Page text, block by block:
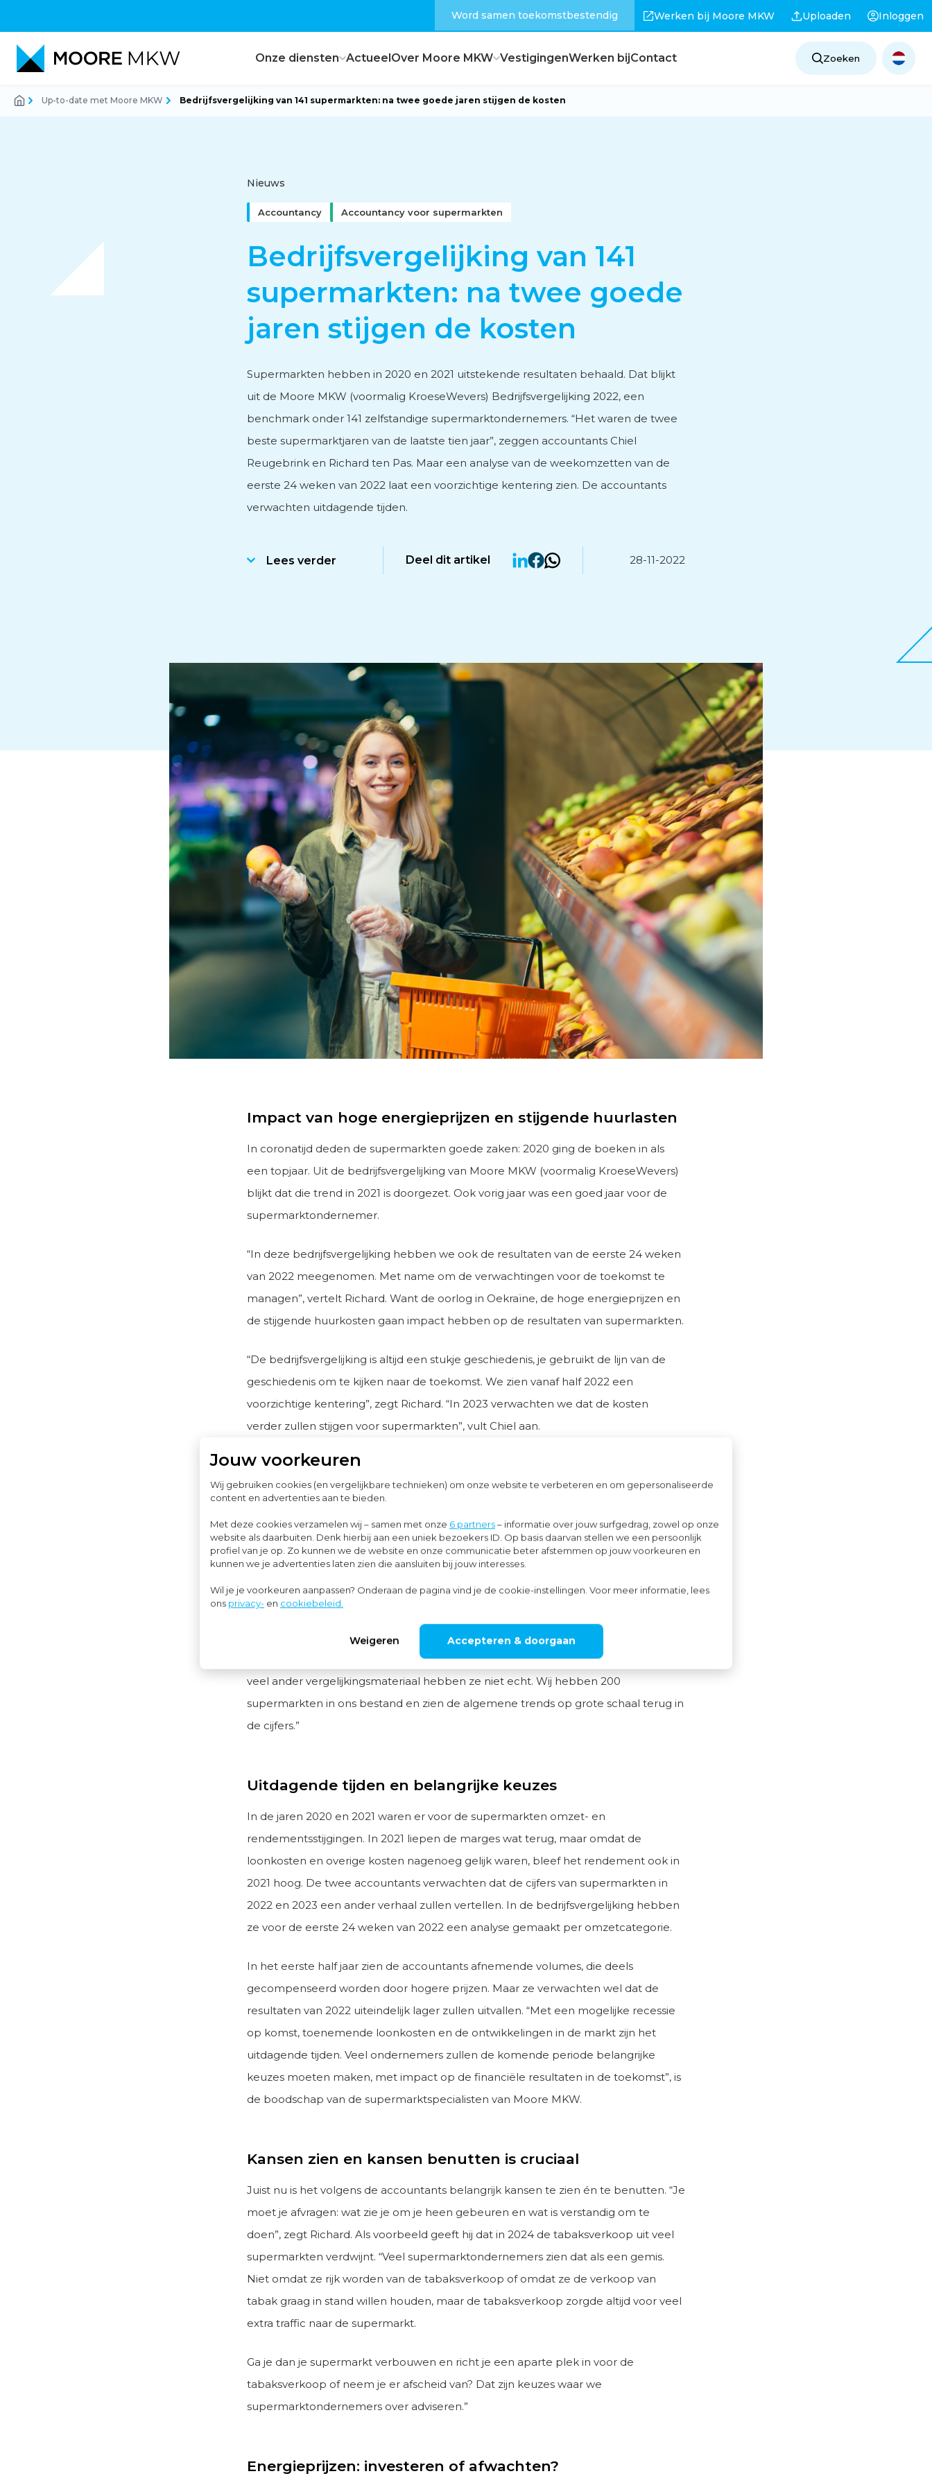
Jouw voorkeuren
Wij gebruiken cookies (en vergelijkbare technieken) om onze website te verbeteren en om gepersonaliseerde
content en advertenties aan te bieden.
Met deze cookies verzamelen wij – samen met onze 6 partners– informatie over jouw surfgedrag, zowel op onze
website als daarbuiten. Denk hierbij aan een uniek bezoekers ID. Op basis daarvan stellen we een persoonlijk
profiel van je op. Zo kunnen we de website en onze communicatie beter afstemmen op jouw voorkeuren en
kunnen we je advertenties laten zien die aansluiten bij jouw interesses.
Wil je je voorkeuren aanpassen? Onderaan de pagina vind je de cookie-instellingen. Voor meer informatie, lees
ons privacy- en cookiebeleid.
Weigeren Accepteren & doorgaan
Word samen toekomstbestendig Werken bij Moore MKW Uploaden Inloggen
Onze diensten
Corporate finance
Personeels- en salarisadvies
Subsidieadvies
Internationaal ondernemen
ActueelOver Moore MKW
Feiten en cijfers
VestigingenWerken bijContact Zoeken
Up-to-date met Moore MKW Bedrijfsvergelijking van 141 supermarkten: na twee goede jaren stijgen de kosten
Nieuws
Accountancy Accountancy voor supermarkten
Bedrijfsvergelijking van 141
supermarkten: na twee goede
jaren stijgen de kosten
Supermarkten hebben in 2020 en 2021 uitstekende resultaten behaald. Dat blijkt
uit de Moore MKW (voormalig KroeseWevers) Bedrijfsvergelijking 2022, een
benchmark onder 141 zelfstandige supermarktondernemers. “Het waren de twee
beste supermarktjaren van de laatste tien jaar”, zeggen accountants Chiel
Reugebrink en Richard ten Pas. Maar een analyse van de weekomzetten van de
eerste 24 weken van 2022 laat een voorzichtige kentering zien. De accountants
verwachten uitdagende tijden.
Lees verder Deel dit artikel 28-11-2022
Impact van hoge energieprijzen en stijgende huurlasten
In coronatijd deden de supermarkten goede zaken: 2020 ging de boeken in als
een topjaar. Uit de bedrijfsvergelijking van Moore MKW (voormalig KroeseWevers)
blijkt dat die trend in 2021 is doorgezet. Ook vorig jaar was een goed jaar voor de
supermarktondernemer.
“In deze bedrijfsvergelijking hebben we ook de resultaten van de eerste 24 weken
van 2022 meegenomen. Met name om de verwachtingen voor de toekomst te
managen”, vertelt Richard. Want de oorlog in Oekraïne, de hoge energieprijzen en
de stijgende huurkosten gaan impact hebben op de resultaten van supermarkten.
“De bedrijfsvergelijking is altijd een stukje geschiedenis, je gebruikt de lijn van de
geschiedenis om te kijken naar de toekomst. We zien vanaf half 2022 een
voorzichtige kentering”, zegt Richard. “In 2023 verwachten we dat de kosten
verder zullen stijgen voor supermarkten”, vult Chiel aan.
Omzet, marges en resultaten vergeleken
De bedrijfsvergelijking van Moore MKW vergelijkt de financiële resultaten van
van 2022 zijn de resultaten van 141 van de 200 aangesloten supermarkten
verwerkt. Individuele ondernemers kunnen in de bedrijfsvergelijking zien hoe ze
inzichten zijn waardevol en bieden aanknopingspunten voor verbeteringen.
Chiel: “Veel supermarktondernemers zijn vooral bezig met hun eigen winkel en ze
spreken zo nu en dan een andere ondernemer in de supermarktbranche, maar
veel ander vergelijkingsmateriaal hebben ze niet echt. Wij hebben 200
supermarkten in ons bestand en zien de algemene trends op grote schaal terug in
de cijfers.”
Uitdagende tijden en belangrijke keuzes
In de jaren 2020 en 2021 waren er voor de supermarkten omzet- en
rendementsstijgingen. In 2021 liepen de marges wat terug, maar omdat de
loonkosten en overige kosten nagenoeg gelijk waren, bleef het rendement ook in
2021 hoog. De twee accountants verwachten dat de cijfers van supermarkten in
2022 en 2023 een ander verhaal zullen vertellen. In de bedrijfsvergelijking hebben
ze voor de eerste 24 weken van 2022 een analyse gemaakt per omzetcategorie.
In het eerste half jaar zien de accountants afnemende volumes, die deels
gecompenseerd worden door hogere prijzen. Maar ze verwachten wel dat de
resultaten van 2022 uiteindelijk lager zullen uitvallen. “Met een mogelijke recessie
op komst, toenemende loonkosten en de ontwikkelingen in de markt zijn het
uitdagende tijden. Veel ondernemers zullen de komende periode belangrijke
keuzes moeten maken, met impact op de financiële resultaten in de toekomst”, is
de boodschap van de supermarktspecialisten van Moore MKW.
Kansen zien en kansen benutten is cruciaal
Juist nu is het volgens de accountants belangrijk kansen te zien én te benutten. “Je
moet je afvragen: wat zie je om je heen gebeuren en wat is verstandig om te
doen”, zegt Richard. Als voorbeeld geeft hij dat in 2024 de tabaksverkoop uit veel
supermarkten verdwijnt. “Veel supermarktondernemers zien dat als een gemis.
Niet omdat ze rijk worden van de tabaksverkoop of omdat ze de verkoop van
tabak graag in stand willen houden, maar de tabaksverkoop zorgde altijd voor veel
extra traffic naar de supermarkt.
Ga je dan je supermarkt verbouwen en richt je een aparte plek in voor de
tabaksverkoop of neem je er afscheid van? Dat zijn keuzes waar we
supermarktondernemers over adviseren.”
Energieprijzen: investeren of afwachten?